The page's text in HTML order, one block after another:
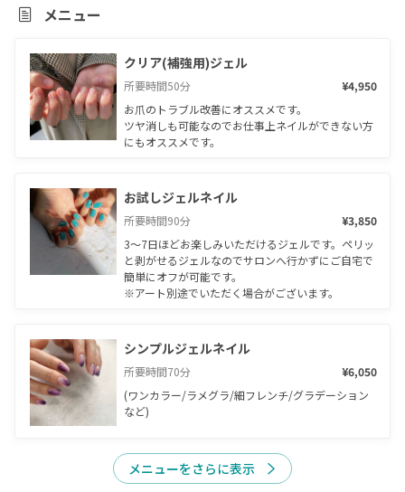
メニュー
クリア(補強用)ジェル
所要時間50分
¥4,950
お爪のトラブル改善にオススメです。
ツヤ消しも可能なのでお仕事上ネイルができない方
にもオススメです。
お試しジェルネイル
所要時間90分
¥3,850
3〜7日ほどお楽しみいただけるジェルです。ペリッ
と剥がせるジェルなのでサロンへ行かずにご自宅で
簡単にオフが可能です。
※アート別途でいただく場合がございます。
シンプルジェルネイル
所要時間70分
¥6,050
(ワンカラー/ラメグラ/細フレンチ/グラデーション
など)
メニューをさらに表示